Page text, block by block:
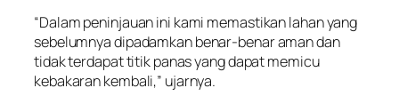
“Dalam peninjauan ini kami memastikan lahan yang
sebelumnya dipadamkan benar-benar aman dan
tidak terdapat titik panas yang dapat memicu
kebakaran kembali,” ujarnya.